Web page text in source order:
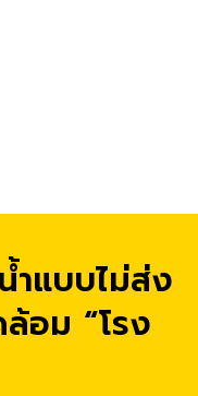
ำแบบไม่ส่ง
อม “โรง